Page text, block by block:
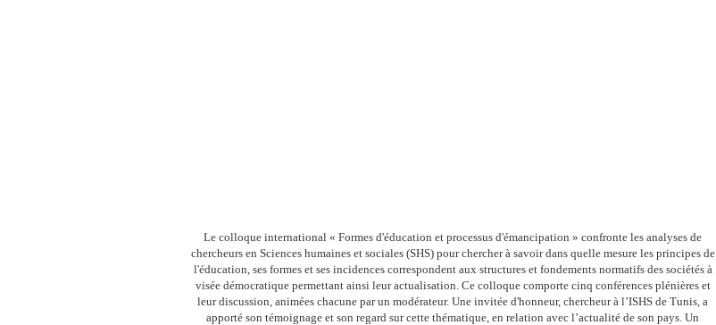
Le colloque international « Formes d'éducation et processus d'émancipation » confronte les analyses de
chercheurs en Sciences humaines et sociales (SHS) pour chercher à savoir dans quelle mesure les principes de
l'éducation, ses formes et ses incidences correspondent aux structures et fondements normatifs des sociétés à
visée démocratique permettant ainsi leur actualisation. Ce colloque comporte cinq conférences plénières et
leur discussion, animées chacune par un modérateur. Une invitée d'honneur, chercheur à l’ISHS de Tunis, a
apporté son témoignage et son regard sur cette thématique, en relation avec l’actualité de son pays. Un